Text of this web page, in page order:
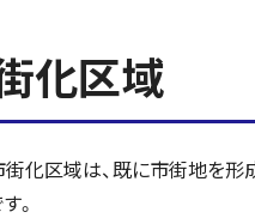
化区域
化区域は、既に市街地を形
。